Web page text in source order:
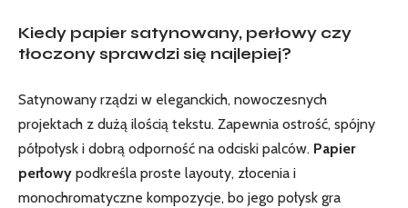
Kiedy papier satynowany, perłowy czy
tłoczony sprawdzi się najlepiej?
Satynowany rządzi w eleganckich, nowoczesnych
projektach z dużą ilością tekstu. Zapewnia ostrość, spójny
półpołysk i dobrą odporność na odciski palców. Papier
perłowy podkreśla proste layouty, złocenia i
monochromatyczne kompozycje, bo jego połysk gra